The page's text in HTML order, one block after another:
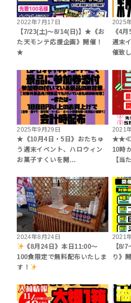
2022年7月17日
【7/23(土)～8/14(日)】★《お
た天モンテ応援企画》開催！
★
2025
《4
週末
催致
2025年9月29日
★《10月4日・5日》おたちゅ
う週末イベント、ハロウィン
お菓子すくいを開…
2021
10時
【当
2024年8月24日
《8月24日》本日11:00〜
100食限定で無料配布いたしま
す！
2021
【8/
り》